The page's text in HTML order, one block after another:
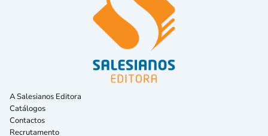
A Salesianos Editora
Catálogos
Contactos
Recrutamento